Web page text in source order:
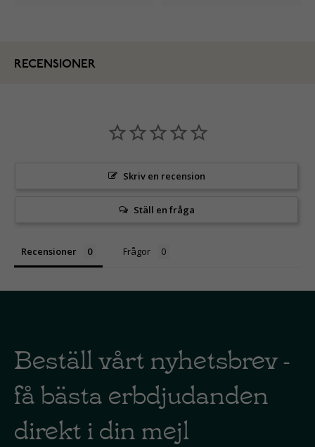
RECENSIONER
Skriv en recension
Ställ en fråga
Recensioner Frågor
Beställ vårt nyhetsbrev -
få bästa erbdjudanden
direkt i din mejl